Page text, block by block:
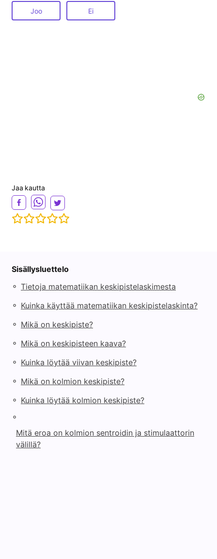
Joo Ei
Jaa kautta
Sisällysluettelo
◦ Tietoja matematiikan keskipistelaskimesta
◦ Kuinka käyttää matematiikan keskipistelaskinta?
◦ Mikä on keskipiste?
◦ Mikä on keskipisteen kaava?
◦ Kuinka löytää viivan keskipiste?
◦ Mikä on kolmion keskipiste?
◦ Kuinka löytää kolmion keskipiste?
◦
Mitä eroa on kolmion sentroidin ja stimulaattorin
välillä?